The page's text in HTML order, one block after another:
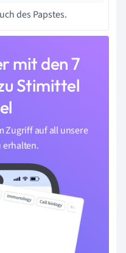
des Papstes.
mit den 7
Stimittel
Zugriff auf all unsere
erhalten.